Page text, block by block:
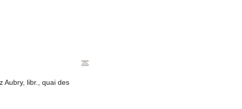
Aubry, libr., quai des